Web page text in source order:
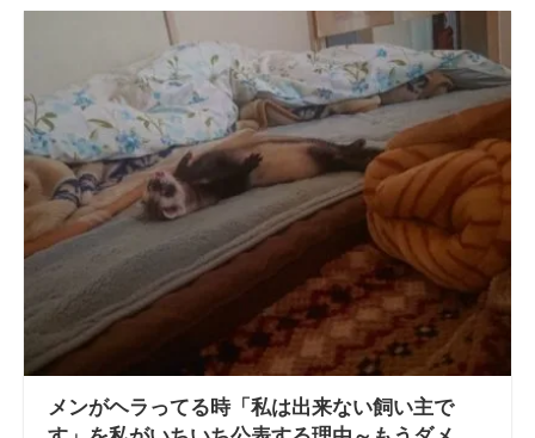
メンがヘラってる時「私は出来ない飼い主で